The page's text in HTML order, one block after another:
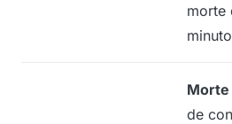
morte
Morte
de